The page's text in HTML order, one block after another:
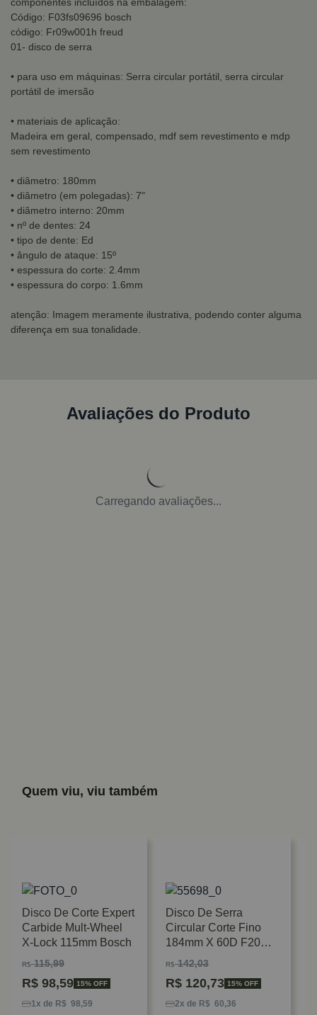
Código: F03fs09696 bosch
código: Fr09w001h freud
01- disco de serra
• para uso em máquinas: Serra circular portátil, serra circular
portátil de imersão
• materiais de aplicação:
Madeira em geral, compensado, mdf sem revestimento e mdp
sem revestimento
• diâmetro: 180mm
• diâmetro (em polegadas): 7"
• diâmetro interno: 20mm
• nº de dentes: 24
• tipo de dente: Ed
• ângulo de ataque: 15º
• espessura do corte: 2.4mm
• espessura do corpo: 1.6mm
atenção: Imagem meramente ilustrativa, podendo conter alguma
diferença em sua tonalidade.
Avaliações do Produto
Carregando avaliações...
Quem viu, viu também
Disco De Corte Expert
Carbide Mult-Wheel
X-Lock 115mm Bosch
R$115,99
R$ 98,59 15% OFF
1x de R$ 98,59
Disco De Serra
Circular Corte Fino
184mm X 60D F20mm
Irwin
R$142,03
R$ 120,73 15% OFF
2x de R$ 60,36